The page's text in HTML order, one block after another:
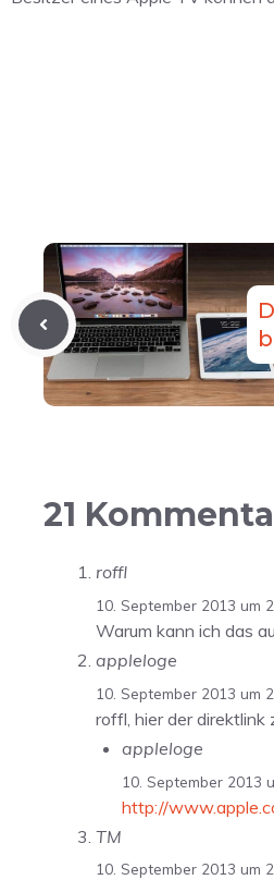
21
roffl
10. September 2013 um
Warum kann ich das
appleloge
10. September 2013 um
roffl, hier der direktlink
appleloge
10. September 2013
http://
TM
10. September 2013 um